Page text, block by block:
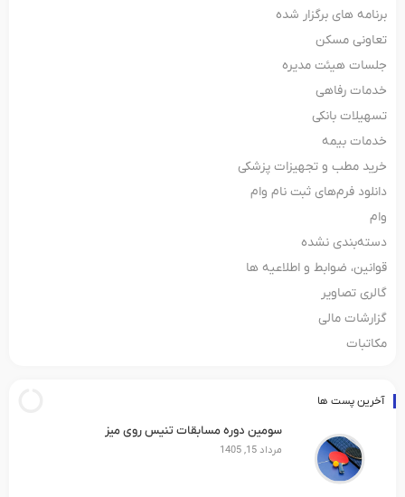
برنامه های برگزار شده
تعاونی مسکن
جلسات هیئت مدیره
خدمات رفاهی
تسهیلات بانکی
خدمات بیمه
خرید مطب و تجهیزات پزشکی
دانلود فرم‌های ثبت‌ نام وام
وام
دسته‌بندی نشده
قوانین، ضوابط و اطلاعیه ها
گالری تصاویر
گزارشات مالی
مکاتبات
آخرین پست ها
سومین دوره مسابقات تنیس روی میز‎
مرداد 15, 1405